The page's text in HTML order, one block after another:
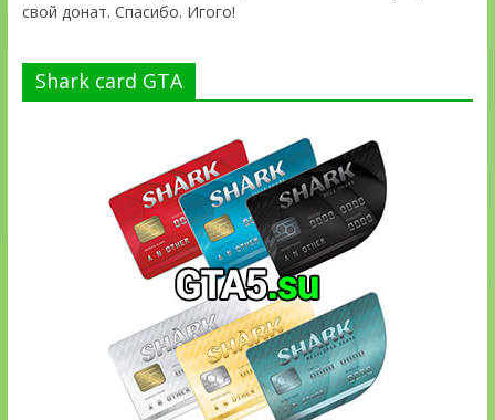
свой донат. Спасибо. Игого!
Shark card GTA